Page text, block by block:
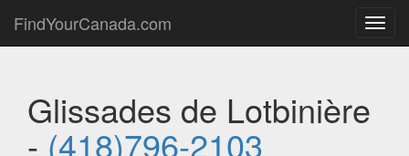
FindYourCanada.com
Glissades de Lotbinière
- (418)796-2103